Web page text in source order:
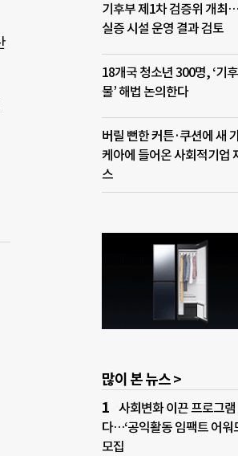
기후부 제1차 검증위 개최
실증 시설 운영 결과 검토
18개국 청소년 300명, ‘기
물’ 해법 논의한다
버릴 뻔한 커튼·쿠션에 새
케아에 들어온 사회적기업
스
많이 본 뉴스 >
사회변화 이끈 프로그
다…‘공익활동 임팩트 어워
모집